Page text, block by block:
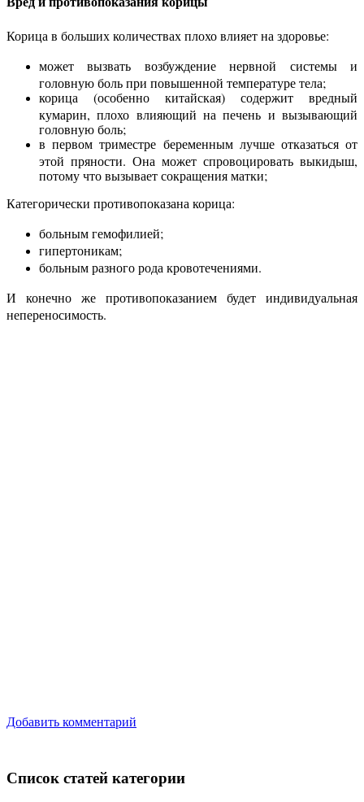
Корица в больших количествах плохо влияет на здоровье:
может вызвать возбуждение нервной системы и
головную боль при повышенной температуре тела;
корица (особенно китайская) содержит вредный
кумарин, плохо влияющий на печень и вызывающий
головную боль;
в первом триместре беременным лучше отказаться от
этой пряности. Она может спровоцировать выкидыш,
потому что вызывает сокращения матки;
Категорически противопоказана корица:
больным гемофилией;
гипертоникам;
больным разного рода кровотечениями.
И конечно же противопоказанием будет индивидуальная
непереносимость.
Добавить комментарий
Список статей категории